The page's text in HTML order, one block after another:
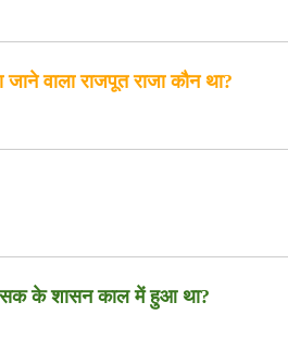
जाने वाला राजपूत राजा कौन था?
शासक के शासन काल में हुआ था?